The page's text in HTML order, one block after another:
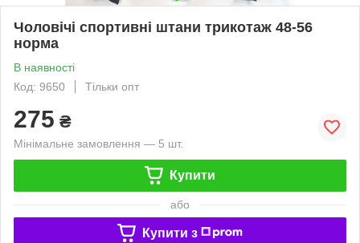
Чоловічі спортивні штани трикотаж 48-56
норма
В наявності
Код: 9650
Тільки опт
275 ₴
Мінімальне замовлення — 5 шт.
Купити
або
Купити з